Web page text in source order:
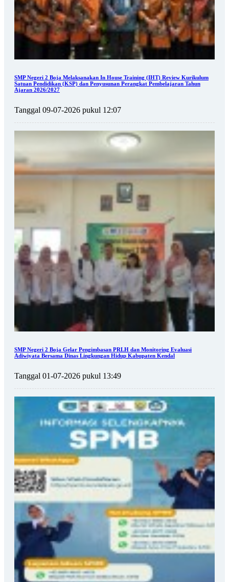
SMP Negeri 2 Boja Melaksanakan In House Training (IHT) Review Kurikulum
Satuan Pendidikan (KSP) dan Penyusunan Perangkat Pembelajaran Tahun
Ajaran 2026/2027
Tanggal 09-07-2026 pukul 12:07
SMP Negeri 2 Boja Gelar Pengimbasan PRLH dan Monitoring Evaluasi
Adiwiyata Bersama Dinas Lingkungan Hidup Kabupaten Kendal
Tanggal 01-07-2026 pukul 13:49